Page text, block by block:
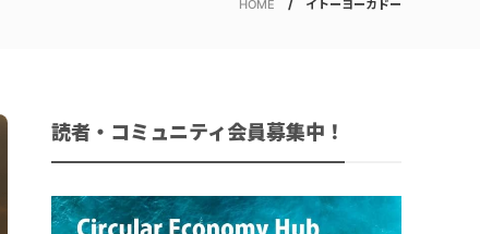
HOME イトーヨーカドー
読者・コミュニティ会員募集中！